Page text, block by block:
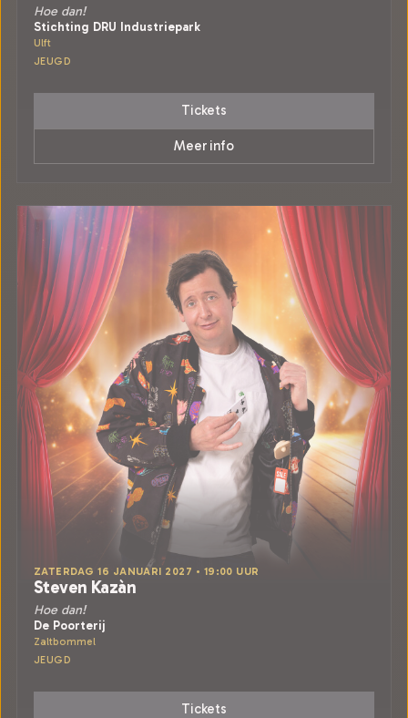
Hoe dan!
Stichting DRU Industriepark
Ulft
JEUGD
Tickets
Meer info
ZATERDAG 16 JANUARI 2027 • 19:00 UUR
Steven Kazàn
Hoe dan!
De Poorterij
Zaltbommel
JEUGD
Tickets